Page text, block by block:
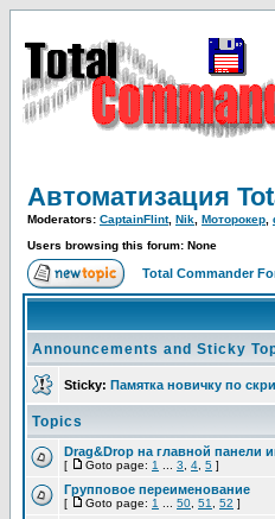
Автоматизация
Moderators: CaptainFlint, Nik Моторокер
Users browsing this forum: None
Total Commander
Announcements and Sticky
Sticky: Памятка новичку по
Topics
Drag&Drop на главной панели
[ Goto page: 1 3 4 5 ]
Групповое переименование
[ Goto page: 1 50 51 52 ]